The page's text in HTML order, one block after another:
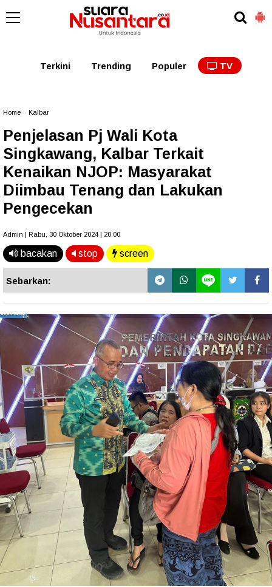
Kalbar Kalteng
Terkini Trending Populer TV
Home Kalbar
Penjelasan Pj Wali Kota
Singkawang, Kalbar Terkait
Kenaikan NJOP: Masyarakat
Diimbau Tenang dan Lakukan
Pengecekan
Admin | Rabu, 30 Oktober 2024 | 20.00
bacakan stop screen
Sebarkan: